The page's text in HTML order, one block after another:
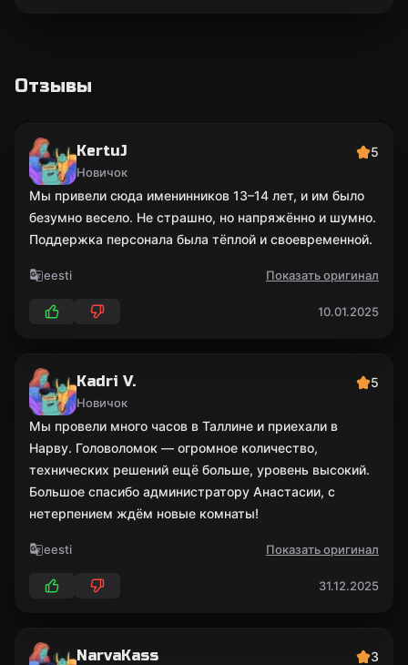
Отзывы
KertuJ
Новичок
5
Мы привели сюда именинников 13–14 лет, и им было
безумно весело. Не страшно, но напряжённо и шумно.
Поддержка персонала была тёплой и своевременной.
eesti Показать оригинал
10.01.2025
Kadri V.
Новичок
5
Мы провели много часов в Таллине и приехали в
Нарву. Головоломок — огромное количество,
технических решений ещё больше, уровень высокий.
Большое спасибо администратору Анастасии, с
нетерпением ждём новые комнаты!
eesti Показать оригинал
31.12.2025
NarvaKass 3